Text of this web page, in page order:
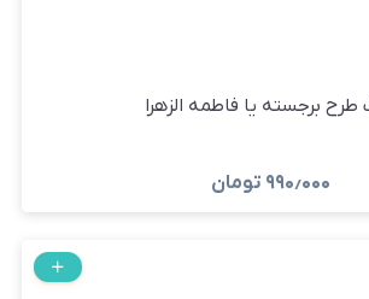
طرح برجسته یا فاطمه الزهرا
۹۹۰٫۰۰۰ تومان